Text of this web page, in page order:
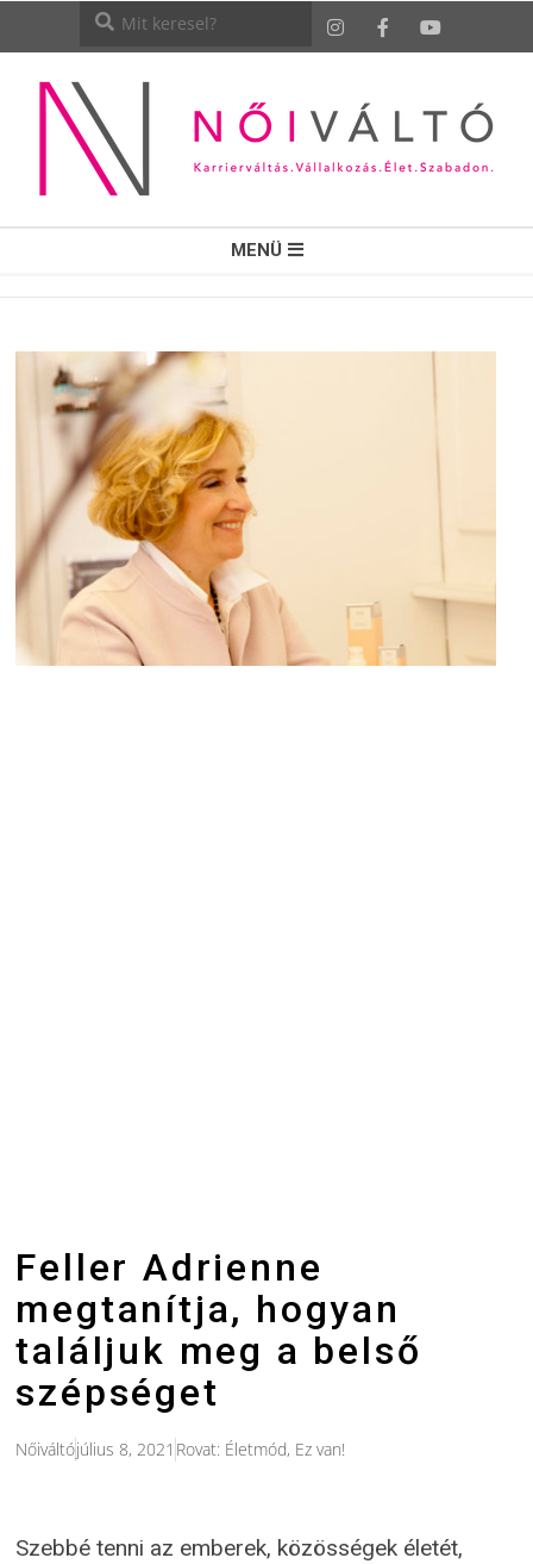
NŐI
VÁLTÓ
MENÜ
Feller Adrienne
megtanítja, hogyan
találjuk meg a belső
szépséget
Nőiváltójúlius 8, 2021 Rovat: Életmód, Ez van!
Szebbé tenni az emberek, közösségek életét,